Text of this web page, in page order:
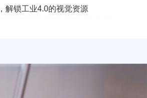
解锁工业4.0的视觉资源